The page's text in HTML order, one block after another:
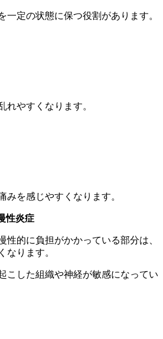
一定の状態に保つ役割があります。
れやすくなります。
みを感じやすくなります。
性炎症
性的に負担がかかっている部分は、
なります。
こした組織や神経が敏感になってい